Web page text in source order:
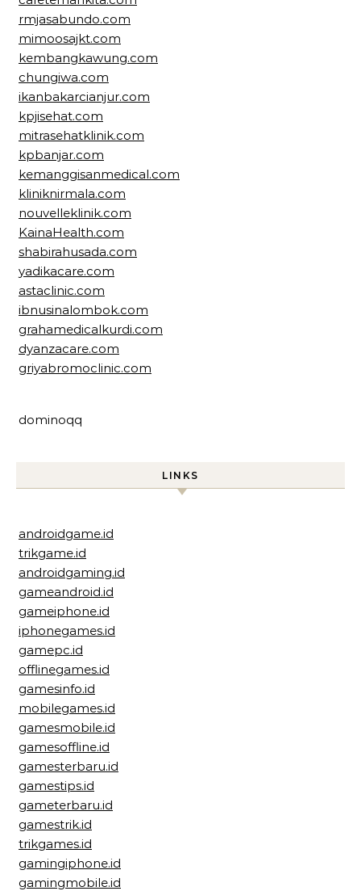
rmjasabundo.com
mimoosajkt.com
kembangkawung.com
chungiwa.com
ikanbakarcianjur.com
kpjisehat.com
mitrasehatklinik.com
kpbanjar.com
kemanggisanmedical.com
kliniknirmala.com
nouvelleklinik.com
KainaHealth.com
shabirahusada.com
yadikacare.com
astaclinic.com
ibnusinalombok.com
grahamedicalkurdi.com
dyanzacare.com
griyabromoclinic.com
dominoqq
LINKS
androidgame.id
trikgame.id
androidgaming.id
gameandroid.id
gameiphone.id
iphonegames.id
gamepc.id
offlinegames.id
gamesinfo.id
mobilegames.id
gamesmobile.id
gamesoffline.id
gamesterbaru.id
gamestips.id
gameterbaru.id
gamestrik.id
trikgames.id
gamingiphone.id
gamingmobile.id